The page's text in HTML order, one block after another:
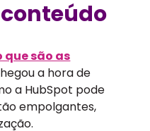
que são as
a hora de
a HubSpot pode
empolgantes,